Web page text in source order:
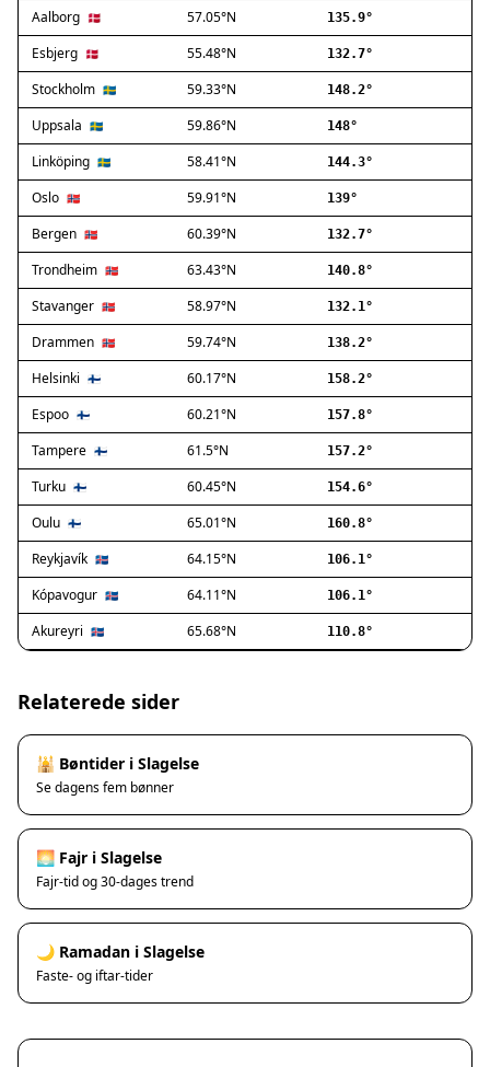
Haderslev
Albertslund
Allerød
Ballerup
Birkerød
Brøndby
Charlottenlund
Dragør
Farum
Fredensborg
Frederiksberg
Frederikssund
Frederiksværk
Gentofte
Gladsaxe
Glostrup
Greve
Hedehusene
Herlev
Hvidovre
Høje-Taastrup
Ishøj
Jyllinge
Lillerød
Lyngby
Vanløse
Haslev
Kalundborg
Korsør
Aalborg 🇩🇰 57.05°N 135.9°
Esbjerg 🇩🇰 55.48°N 132.7°
Stockholm 🇸🇪 59.33°N 148.2°
Uppsala 🇸🇪 59.86°N 148°
Linköping 🇸🇪 58.41°N 144.3°
Oslo 🇳🇴 59.91°N 139°
Bergen 🇳🇴 60.39°N 132.7°
Trondheim 🇳🇴 63.43°N 140.8°
Stavanger 🇳🇴 58.97°N 132.1°
Drammen 🇳🇴 59.74°N 138.2°
Helsinki 🇫🇮 60.17°N 158.2°
Espoo 🇫🇮 60.21°N 157.8°
Tampere 🇫🇮 61.5°N 157.2°
Turku 🇫🇮 60.45°N 154.6°
Oulu 🇫🇮 65.01°N 160.8°
Reykjavík 🇮🇸 64.15°N 106.1°
Kópavogur 🇮🇸 64.11°N 106.1°
Akureyri 🇮🇸 65.68°N 110.8°
Relaterede sider
🕌 Bøntider i Slagelse
Se dagens fem bønner
🌅 Fajr i Slagelse
Fajr-tid og 30-dages trend
🌙 Ramadan i Slagelse
Faste- og iftar-tider